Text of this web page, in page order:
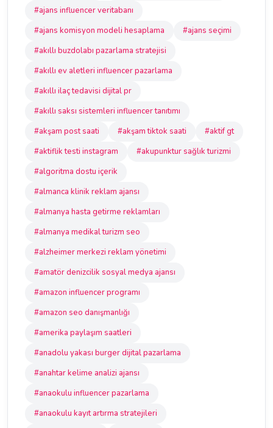
#ajans influencer veritabanı
#ajans komisyon modeli hesaplama
#ajans seçimi
#akıllı buzdolabı pazarlama stratejisi
#akıllı ev aletleri influencer pazarlama
#akıllı ilaç tedavisi dijital pr
#akıllı saksı sistemleri influencer tanıtımı
#akşam post saati
#akşam tiktok saati
#aktif gt
#aktiflik testi instagram
#akupunktur sağlık turizmi
#algoritma dostu içerik
#almanca klinik reklam ajansı
#almanya hasta getirme reklamları
#almanya medikal turizm seo
#alzheimer merkezi reklam yönetimi
#amatör denizcilik sosyal medya ajansı
#amazon influencer programı
#amazon seo danışmanlığı
#amerika paylaşım saatleri
#anadolu yakası burger dijital pazarlama
#anahtar kelime analizi ajansı
#anaokulu influencer pazarlama
#anaokulu kayıt artırma stratejileri